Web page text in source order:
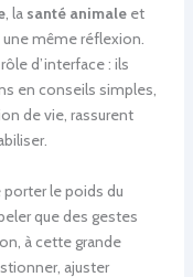
, la santé animaleet
même réflexion.
d’interface : ils
en conseils simples,
de vie, rassurent
porter le poids du
que des gestes
à cette grande
ajuster